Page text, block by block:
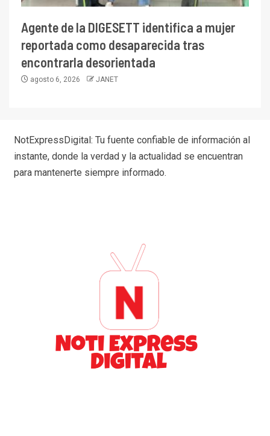
Agente de la DIGESETT identifica a mujer
reportada como desaparecida tras
encontrarla desorientada
agosto 6, 2026 JANET
NotExpressDigital: Tu fuente confiable de información al
instante, donde la verdad y la actualidad se encuentran
para mantenerte siempre informado.